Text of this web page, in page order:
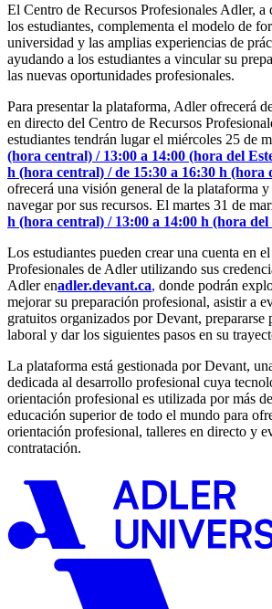
El Centro de Recursos Profesionales Adler, a
los estudiantes, complementa el modelo de
universidad y las amplias experiencias de
ayudando a los estudiantes a vincular su
las nuevas oportunidades profesionales.
Para presentar la plataforma, Adler ofrecerá
en directo del Centro de Recursos
estudiantes tendrán lugar el miércoles 25 de
(hora central) / 13:00 a 14:00 (hora del
h (hora central) / de 15:30 a 16:30 h (hora
ofrecerá una visión general de la plataforma
navegar por sus recursos. El martes 31 de
h (hora central) / 13:00 a 14:00 h (hora del
Los estudiantes pueden crear una cuenta en
Profesionales de Adler utilizando sus
Adler enadler.devant.ca, donde podrán
mejorar su preparación profesional, asistir a
gratuitos organizados por Devant, prepararse
laboral y dar los siguientes pasos en su
La plataforma está gestionada por Devant,
dedicada al desarrollo profesional cuya
orientación profesional es utilizada por más
educación superior de todo el mundo para
orientación profesional, talleres en directo y
contratación.